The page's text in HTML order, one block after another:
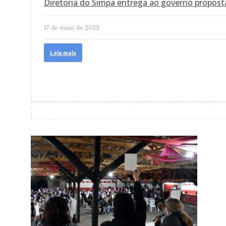
Diretoria do Simpa entrega ao governo
17 de maio de 2022
Leia mais